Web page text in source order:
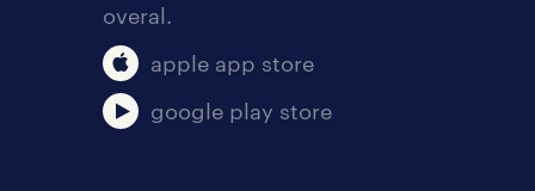
overal.
apple app store
google play store